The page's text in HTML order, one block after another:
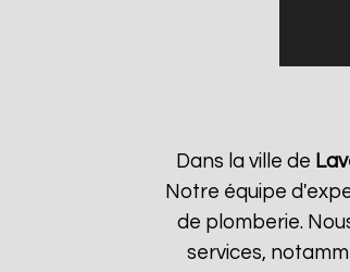
Dans la ville de
Notre équipe
de plomberie.
services,